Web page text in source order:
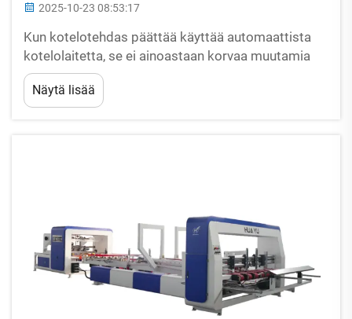
2025-10-23 08:53:17
Kun kotelotehdas päättää käyttää automaattista
kotelolaitetta, se ei ainoastaan korvaa muutamia
työntekijöitä koneilla, vaan avaa kokonaisen
hyötyjen maailman, joka vaikuttaa päivittäiseen
tuotantoon ja koko liiketoimintaan, mukaan lukien
Näytä lisää